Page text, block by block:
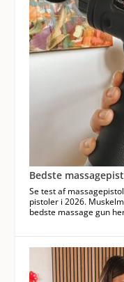
Bedste
Se test af
pistoler i 2026.
bedste massage gun